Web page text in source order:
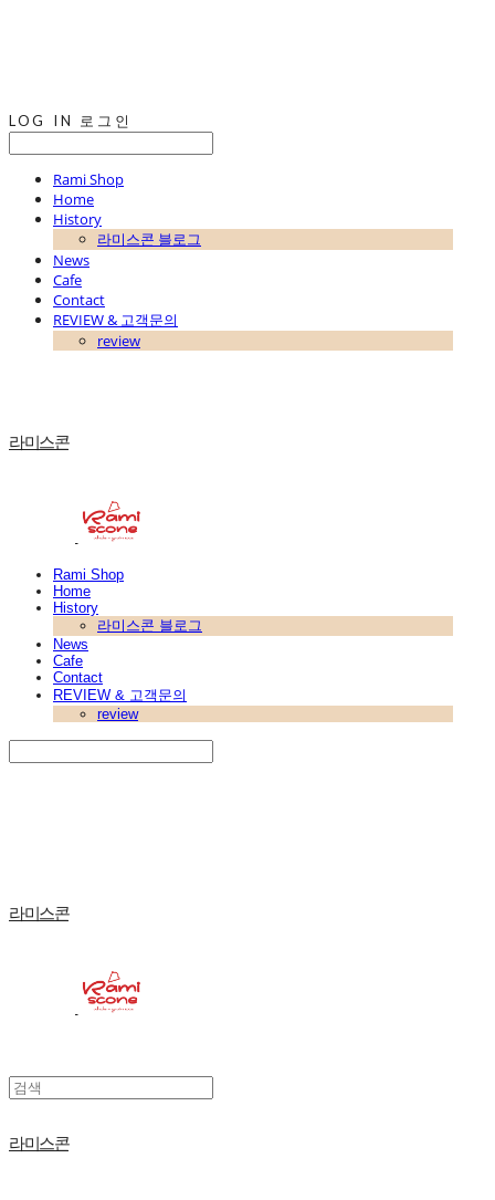
LOG IN 로그인
Rami Shop
Home
History
라미스콘 블로그
News
Cafe
Contact
REVIEW & 고객문의
review
라미스콘
Rami Shop
Home
History
라미스콘 블로그
News
Cafe
Contact
REVIEW & 고객문의
review
라미스콘
라미스콘